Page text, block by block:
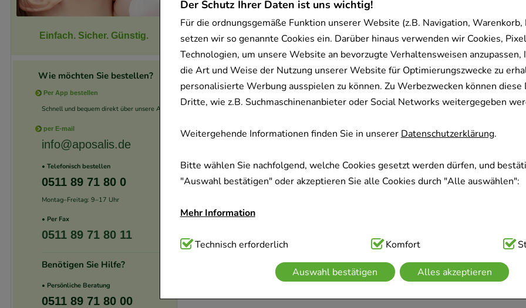
Der Schutz Ihrer Daten ist uns wichtig!
Für die ordnungsgemäße Funktion unserer Website (z.B. Navigation, Warenkorb,
setzen wir so genannte Cookies ein. Darüber hinaus verwenden wir Cookies,
Technologien, um unsere Website an bevorzugte Verhaltensweisen anzupassen,
die Art und Weise der Nutzung unserer Website für Optimierungszwecke zu
personalisierte Werbung ausspielen zu können. Zu Werbezwecken können diese
Dritte, wie z.B. Suchmaschinenanbieter oder Social Networks weitergegeben
Weitergehende Informationen finden Sie in unsererDatenschutzerklärung.
Bitte wählen Sie nachfolgend, welche Cookies gesetzt werden dürfen, und
"Auswahl bestätigen" oder akzeptieren Sie alle Cookies durch "Alle auswählen":
Mehr Information
Technisch Notwendig:Hierbei handelt es sich um Cookies, die für die
Website notwendig sind (z.B. Navigation, Warenkorb, Kundenkonto), weshalb auf
verzichtet werden kann.
Technisch erforderlich Komfort
Auswahl bestätigen Alles akzeptieren
Einfach. Sicher. Günstig.
Wie möchten Sie bestellen?
Per App bestellen
Schnell und bequem direkt über unsere App.
per E-mail
info@aposalis.de
• Telefonisch bestellen
0511 89 71 80 0
Montag–Freitag: 9–17 Uhr
• Per Fax
0511 89 71 80 11
Benötigen Sie Hilfe?
• Persönliche Beratung
0511 89 71 80 00